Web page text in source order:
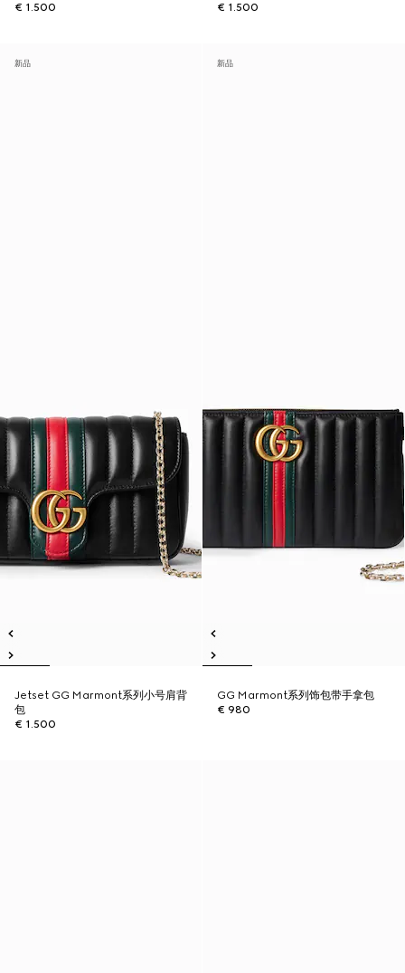
€ 1.500
€ 1.500
新品
Jetset GG Marmont系列小号肩背
包
€ 1.500
新品
GG Marmont系列饰包带手拿包
€ 980